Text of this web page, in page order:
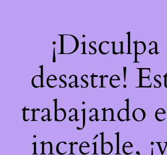
¡Disculpa
desastre!
trabajando
increíble,